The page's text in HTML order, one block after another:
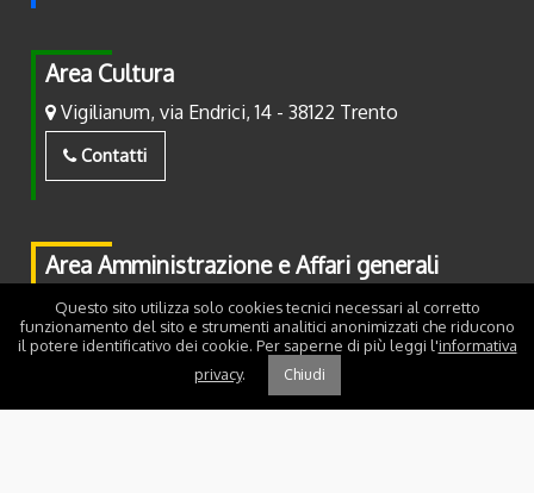
Area Cultura
Vigilianum, via Endrici, 14 - 38122 Trento
Contatti
Area Amministrazione e Affari generali
Piazza Fiera, 2 - 38122 Trento
Contatti
Questo sito utilizza solo cookies tecnici necessari al corretto
funzionamento del sito e strumenti analitici anonimizzati che riducono
il potere identificativo dei cookie. Per saperne di più leggi l'informativa
privacy. Chiudi